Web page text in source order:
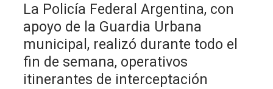
La Policía Federal Argentina, con
apoyo de la Guardia Urbana
municipal, realizó durante todo el
fin de semana, operativos
itinerantes de interceptación